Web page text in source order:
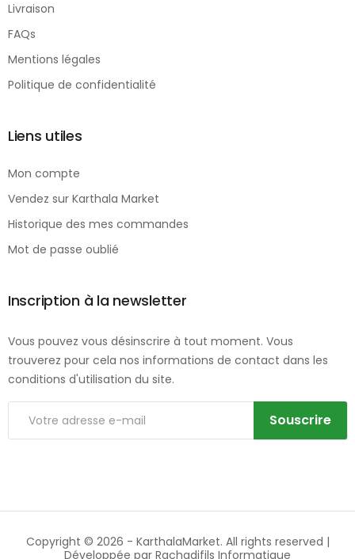
Livraison
FAQs
Mentions légales
Politique de confidentialité
Liens utiles
Mon compte
Vendez sur Karthala Market
Historique des mes commandes
Mot de passe oublié
Inscription à la newsletter
Souscrire
Vous pouvez vous désinscrire à tout moment. Vous
trouverez pour cela nos informations de contact dans les
conditions d'utilisation du site.
Copyright © 2026 - KarthalaMarket. All rights reserved |
Développée par Rachadifils Informatique